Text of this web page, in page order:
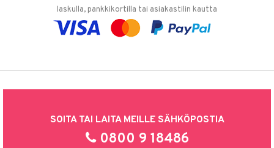
laskulla, pankkikortilla tai asiakastilin kautta
SOITA TAI LAITA MEILLE SÄHKÖPOSTIA
0800 9 18486